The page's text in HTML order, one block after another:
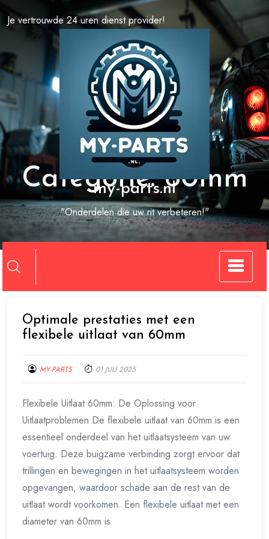
Spring
naar
inhoud
Je vertrouwde 24 uren dienst provider!
my-parts.nl
"Onderdelen die uw rit verbeteren!"
Categorie:60mm
Optimale prestaties met een
flexibele uitlaat van 60mm
MY-PARTS 01 JULI 2025
Flexibele Uitlaat 60mm: De Oplossing voor
Uitlaatproblemen De flexibele uitlaat van 60mm is een
essentieel onderdeel van het uitlaatsysteem van uw
voertuig. Deze buigzame verbinding zorgt ervoor dat
trillingen en bewegingen in het uitlaatsysteem worden
opgevangen, waardoor schade aan de rest van de
uitlaat wordt voorkomen. Een flexibele uitlaat met een
diameter van 60mm is